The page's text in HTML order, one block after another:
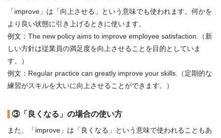
「improve」は「向上させる」という意味でも使われます。何かを
より良い状態に引き上げるときに使います。
例文：The new policy aims to improve employee satisfaction.（新
しい方針は従業員の満足度を向上させることを目的としていま
す。）
例文：Regular practice can greatly improve your skills.（定期的な
練習がスキルを大いに向上させることができます。）
③「良くなる」の場合の使い方
また、「improve」は「良くなる」という意味で使われることもあ